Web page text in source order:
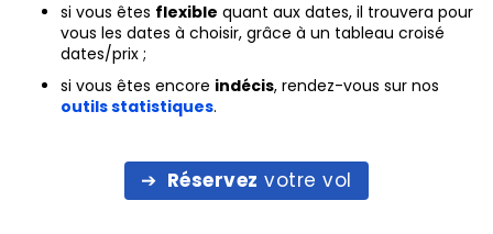
si vous êtes flexible quant aux dates, il trouvera pour
vous les dates à choisir, grâce à un tableau croisé
dates/prix ;
si vous êtes encore indécis, rendez-vous sur nos
outils statistiques.
Réservez votre vol